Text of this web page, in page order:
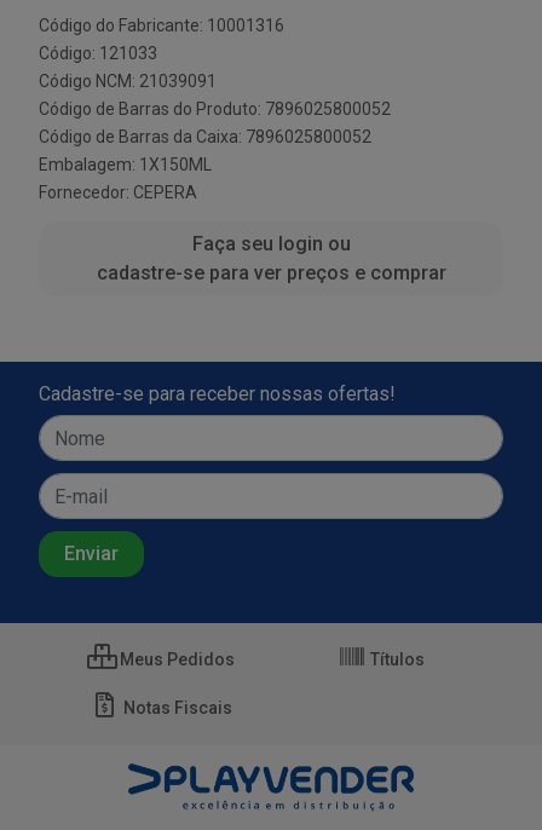
Código do Fabricante: 10001316
Código: 121033
Código NCM: 21039091
Código de Barras do Produto: 7896025800052
Código de Barras da Caixa: 7896025800052
Embalagem: 1X150ML
Fornecedor: CEPERA
Faça seu login ou
cadastre-se para ver preços e comprar
Cadastre-se para receber nossas ofertas!
Meus Pedidos Títulos
Notas Fiscais